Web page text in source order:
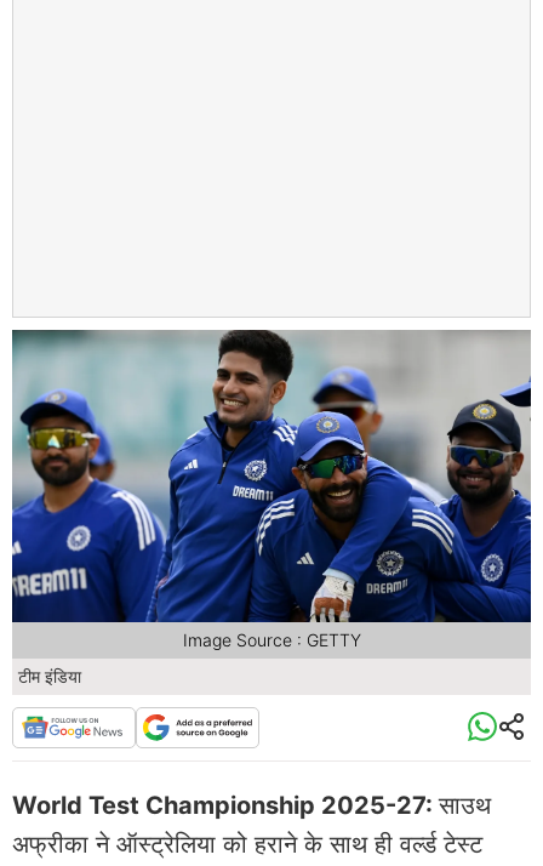
टीम इंडिया
Image Source : GETTY
World Test Championship 2025-27:साउथ
अफ्रीका ने ऑस्ट्रेलिया को हराने के साथ ही वर्ल्ड टेस्ट